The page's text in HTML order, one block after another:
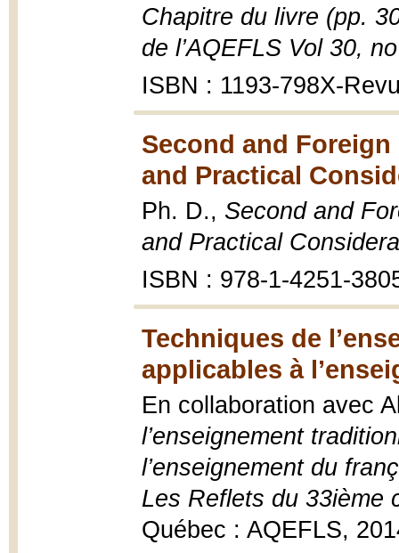
Chapitre du livre (pp.
de l’AQEFLS Vol 30,
ISBN : 1193-798X-
Second and
and Practical
Ph. D., Second and
and Practical
ISBN : 978-1-4251-
Techniques de
applicables à
En collaboration avec
l’enseignement
l’enseignement du
Les Reflets du 33ième
Québec : AQEFLS,